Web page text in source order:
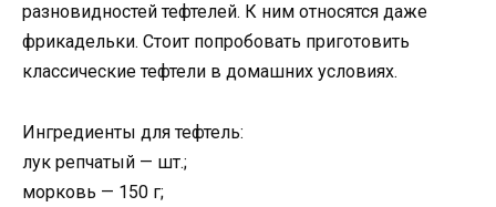
разновидностей тефтелей. К ним относятся даже
фрикадельки. Стоит попробовать приготовить
классические тефтели в домашних условиях.
Ингредиенты для тефтель:
лук репчатый — шт.;
морковь — 150 г;